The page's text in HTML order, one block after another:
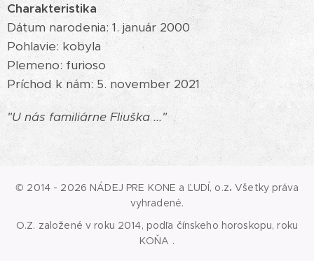
Charakteristika
Dátum narodenia: 1. január 2000
Pohlavie: kobyla
Plemeno: furioso
Príchod k nám: 5. november 2021
"U nás familiárne Fliuška ..."
© 2014 - 2026 NÁDEJ PRE KONE a ĽUDÍ, o.z.Všetky práva
vyhradené.
O.Z. založené v roku 2014, podľa čínskeho horoskopu, roku
KOŇA .